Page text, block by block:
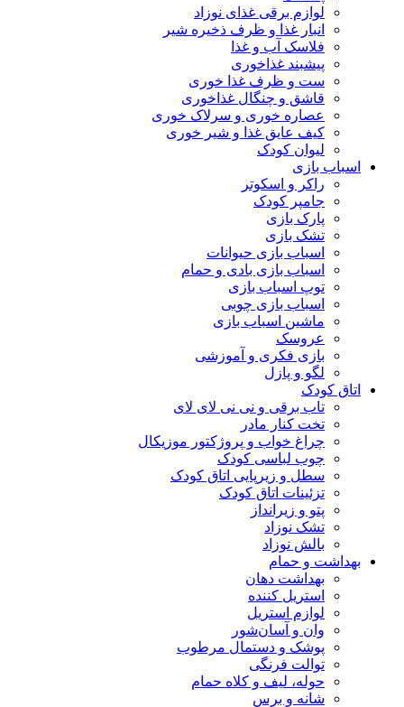
لوازم برقی غذای نوزاد
انبار غذا و ظرف ذخیره شیر
فلاسک آب و غذا
پیشبند غذاخوری
ست و ظرف غذا خوری
قاشق و چنگال غذاخوری
عصاره خوری و سرلاک خوری
کیف عایق غذا و شیر خوری
لیوان کودک
اسباب بازی
راکر و اسکوتر
جامپر کودک
پارک بازی
تشک بازی
اسباب بازی حیوانات
اسباب بازی بادی و حمام
توپ اسباب بازی
اسباب بازی چوبی
ماشین اسباب بازی
عروسک
بازی فکری و آموزشی
لگو و پازل
اتاق کودک
تاب برقی و نی نی لای لای
تخت کنار مادر
چراغ خواب و پروژکتور موزیکال
چوب لباسی کودک
سطل و زیرپایی اتاق کودک
تزئینات اتاق کودک
پتو و زیرانداز
تشک نوزاد
بالش نوزاد
بهداشت و حمام
بهداشت دهان
استریل کننده
لوازم استریل
وان و آسان‌شور
پوشک و دستمال مرطوب
توالت فرنگی
حوله، لیف و کلاه حمام
شانه و برس